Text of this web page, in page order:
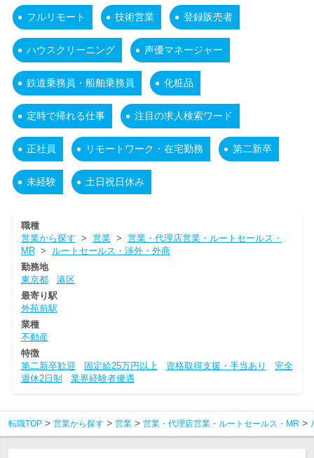
フルリモート 技術営業 登録販売者
ハウスクリーニング 声優マネージャー
鉄道乗務員・船舶乗務員 化粧品
定時で帰れる仕事 注目の求人検索ワード
正社員 リモートワーク・在宅勤務 第二新卒
未経験 土日祝日休み
職種
営業から探す > 営業> 営業・代理店営業・ルートセールス・
MR> ルートセールス・渉外・外商
勤務地
東京都
港区
最寄り駅
外苑前駅
業種
不動産
特徴
第二新卒歓迎
固定給25万円以上 資格取得支援・手当あり
完全
週休2日制
業界経験者優遇
転職TOP 営業から探す 営業 営業・代理店営業・ルートセールス・MR